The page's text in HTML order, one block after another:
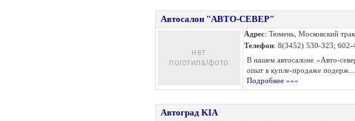
Автосалон "АВТО-СЕВЕР"
Адрес: Тюмень, Московский
Телефон: 8(3452) 530-323; 602-
В нашем автосалоне «Авто-
опыт в купле-продаже подерж...
Подробнее »»»
Автоград KIA